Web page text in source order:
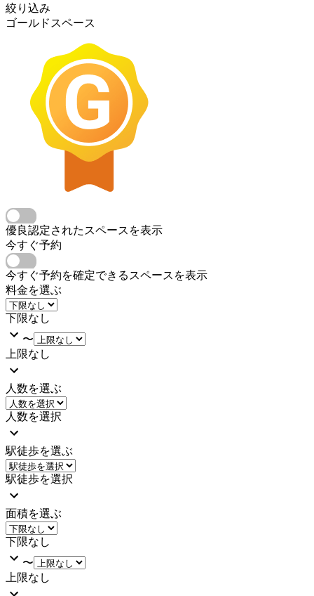
絞り込み
ゴールドスペース
優良認定されたスペースを表示
今すぐ予約
今すぐ予約を確定できるスペースを表示
料金を選ぶ
下限なし
〜
上限なし
人数を選ぶ
人数を選択
駅徒歩を選ぶ
駅徒歩を選択
面積を選ぶ
下限なし
〜
上限なし